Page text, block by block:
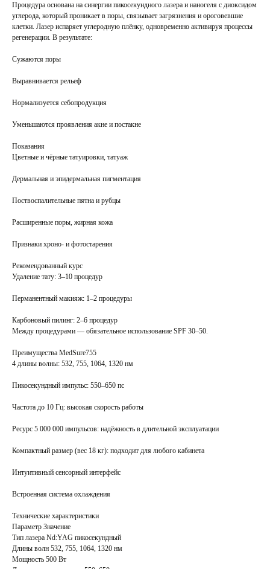
Процедура основана на синергии пикосекундного лазера и наногеля с диоксидом
углерода, который проникает в поры, связывает загрязнения и ороговевшие
клетки. Лазер испаряет углеродную плёнку, одновременно активируя процессы
регенерации. В результате:
Сужаются поры
Выравнивается рельеф
Нормализуется себопродукция
Уменьшаются проявления акне и постакне
Показания
Цветные и чёрные татуировки, татуаж
Дермальная и эпидермальная пигментация
Поствоспалительные пятна и рубцы
Расширенные поры, жирная кожа
Признаки хроно- и фотостарения
Рекомендованный курс
Удаление тату: 3–10 процедур
Перманентный макияж: 1–2 процедуры
Карбоновый пилинг: 2–6 процедур
Между процедурами — обязательное использование SPF 30–50.
Преимущества MedSure755
4 длины волны: 532, 755, 1064, 1320 нм
Пикосекундный импульс: 550–650 пс
Частота до 10 Гц: высокая скорость работы
Ресурс 5 000 000 импульсов: надёжность в длительной эксплуатации
Компактный размер (вес 18 кг): подходит для любого кабинета
Интуитивный сенсорный интерфейс
Встроенная система охлаждения
Технические характеристики
Параметр Значение
Тип лазера Nd:YAG пикосекундный
Длины волн 532, 755, 1064, 1320 нм
Мощность 500 Вт